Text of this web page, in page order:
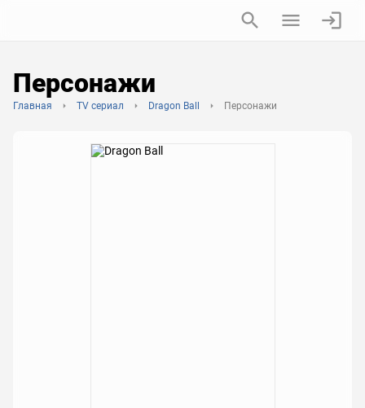
Персонажи
Главная TV сериал Dragon Ball Персонажи